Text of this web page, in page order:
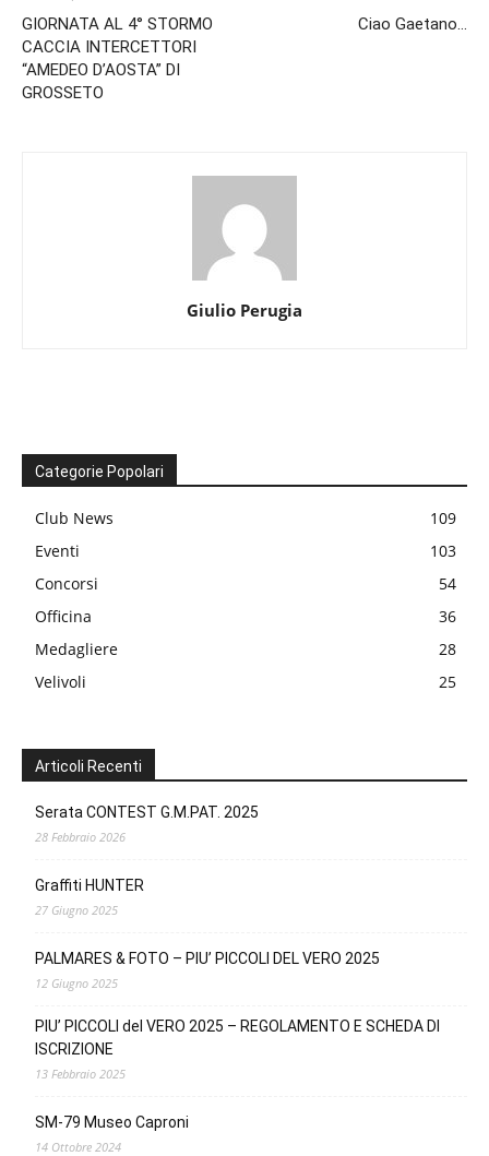
GIORNATA AL 4° STORMO
CACCIA INTERCETTORI
“AMEDEO D’AOSTA” DI
GROSSETO
Ciao Gaetano…
Giulio Perugia
Categorie Popolari
Club News
109
Eventi
103
Concorsi
54
Officina
36
Medagliere
28
Velivoli
25
Articoli Recenti
Serata CONTEST G.M.PAT. 2025
28 Febbraio 2026
Graffiti HUNTER
27 Giugno 2025
PALMARES & FOTO – PIU’ PICCOLI DEL VERO 2025
12 Giugno 2025
PIU’ PICCOLI del VERO 2025 – REGOLAMENTO E SCHEDA DI
ISCRIZIONE
13 Febbraio 2025
SM-79 Museo Caproni
14 Ottobre 2024